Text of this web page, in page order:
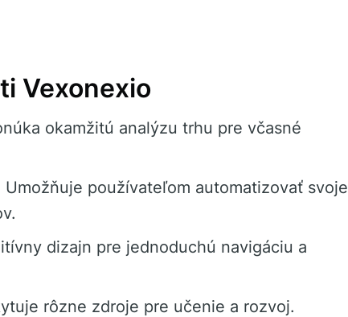
Vexonexio
okamžitú analýzu trhu pre včasné
Umožňuje používateľom automatizovať svoje
dizajn pre jednoduchú navigáciu a
rôzne zdroje pre učenie a rozvoj.